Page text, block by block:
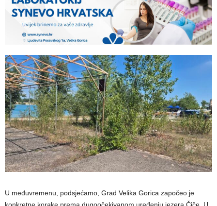
U međuvremenu, podsjećamo, Grad Velika Gorica započeo je